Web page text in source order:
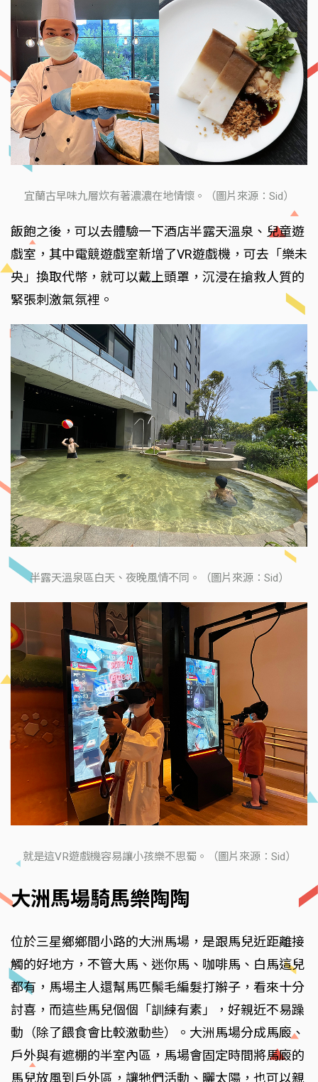
宜蘭古早味九層炊有著濃濃在地情懷。（圖片來源：Sid）
飯飽之後，可以去體驗一下酒店半露天溫泉、兒童遊
戲室，其中電競遊戲室新增了VR遊戲機，可去「樂未
央」換取代幣，就可以戴上頭罩，沉浸在搶救人質的
緊張刺激氣氛裡。
半露天溫泉區白天、夜晚風情不同。（圖片來源：Sid）
就是這VR遊戲機容易讓小孩樂不思蜀。（圖片來源：Sid）
大洲馬場騎馬樂陶陶
位於三星鄉鄉間小路的大洲馬場，是跟馬兒近距離接
觸的好地方，不管大馬、迷你馬、咖啡馬、白馬這兒
都有，馬場主人還幫馬匹鬃毛編髮打辮子，看來十分
討喜，而這些馬兒個個「訓練有素」，好親近不易躁
動（除了餵食會比較激動些）。大洲馬場分成馬廄、
戶外與有遮棚的半室內區，馬場會固定時間將馬廄的
馬兒放風到戶外區，讓牠們活動、曬太陽，也可以親